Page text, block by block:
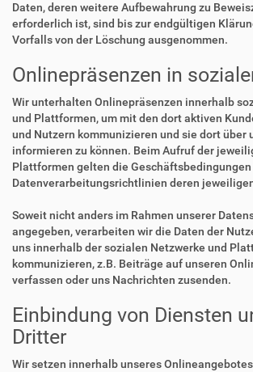
Daten, deren weitere Aufbewahrung zu
erforderlich ist, sind bis zur endgültigen
Vorfalls von der Löschung ausgenommen.
Onlinepräsenzen in
Wir unterhalten Onlinepräsenzen innerhalb
und Plattformen, um mit den dort aktiven
und Nutzern kommunizieren und sie dort über
informieren zu können. Beim Aufruf der
Plattformen gelten die Geschäftsbedingungen
Datenverarbeitungsrichtlinien deren
Soweit nicht anders im Rahmen unserer
angegeben, verarbeiten wir die Daten der
uns innerhalb der sozialen Netzwerke und
kommunizieren, z.B. Beiträge auf unseren
verfassen oder uns Nachrichten zusenden.
Einbindung von Diensten
Dritter
Wir setzen innerhalb unseres